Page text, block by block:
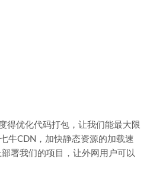
得优化代码打包，让我们能最大限
牛CDN，加快静态资源的加载速
署我们的项目，让外网用户可以